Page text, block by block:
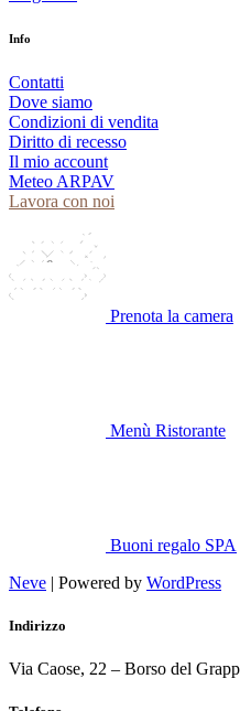
Info
Contatti
Dove siamo
Condizioni di vendita
Diritto di recesso
Il mio account
Meteo ARPAV
Lavora con noi
Prenota la camera
Menù Ristorante
Buoni regalo SPA
Neve | Powered by WordPress
Indirizzo
Via Caose, 22 – Borso del